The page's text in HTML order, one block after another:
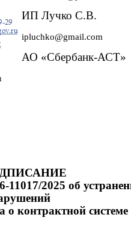
ИП Лучко С.В.
ipluchko@gmail.com
АО «Сбербанк-АСТ»
11017/2025об
о контрактной системе